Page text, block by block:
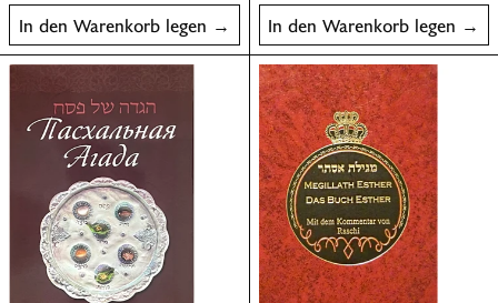
In den Warenkorb legen In den Warenkorb legen
Haggada für Pessach - mit Anleitung und
Megillath